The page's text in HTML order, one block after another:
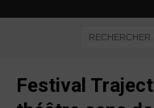
Festival